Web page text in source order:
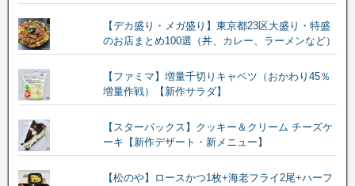
【デカ盛り・メガ盛り】東京都23区大盛り・特盛
のお店まとめ100選（丼、カレー、ラーメンなど）
【ファミマ】増量千切りキャベツ（おかわり45％
増量作戦）【新作サラダ】
【スターバックス】クッキー＆クリーム チーズケ
ーキ【新作デザート・新メニュー】
【松のや】ロースかつ1枚+海老フライ2尾+ハーフ